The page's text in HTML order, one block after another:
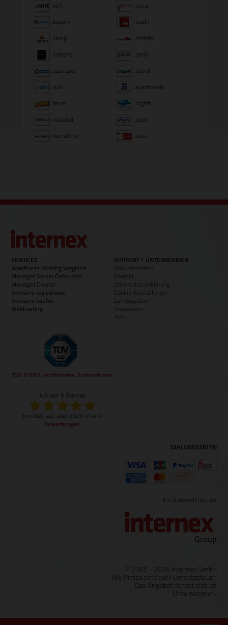
.rent
.place
.bayern
.koeln
.camp
.rentals
.cologne
.paris
.saarland
.travel
.ruhr
.apartments
.town
.flights
.istanbul
.tours
.barcelona
.casa
SERVICES
WordPress Hosting Vergleich
Managed Server Österreich
Managed Cluster
Domains registrieren
Domains kaufen
Webhosting
SUPPORT / UNTERNEHMEN
Dokumentation
Kontakt
Datenschutzerklärung
Cookie-Einstellungen
Zahlungsarten
Impressum
AGB
ISO 27001 zertifiziertes Unternehmen
4.9 von 5 Sternen
Ermittelt aus über 2920 eKomi-
Bewertungen
ZAHLUNGSARTEN
Ein Unternehmen der
© 2005 - 2026 internex GmbH
Alle Preise sind exkl. Umsatzsteuer.
Das Angebot richtet sich an
Unternehmen.